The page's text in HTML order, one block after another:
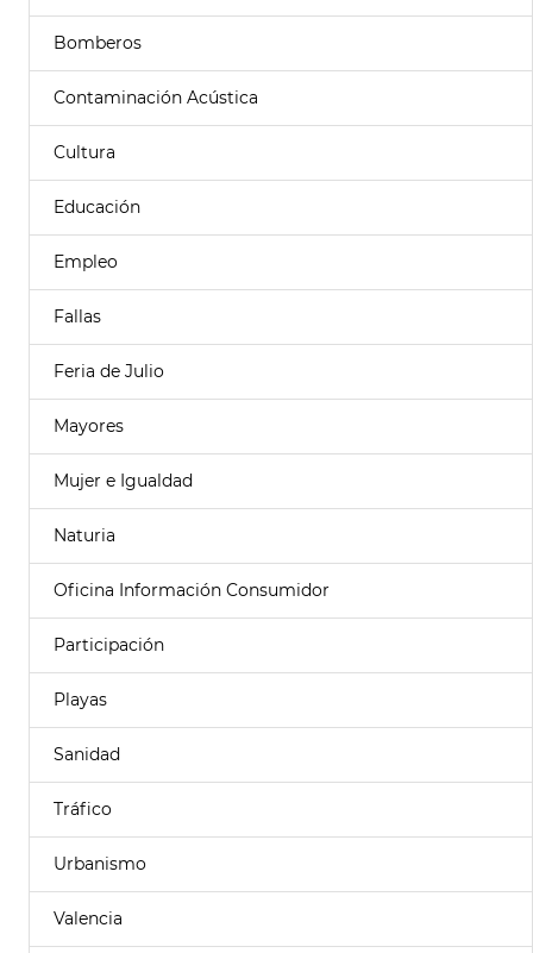
Bomberos
Contaminación Acústica
Cultura
Educación
Empleo
Fallas
Feria de Julio
Mayores
Mujer e Igualdad
Naturia
Oficina Información Consumidor
Participación
Playas
Sanidad
Tráfico
Urbanismo
Valencia